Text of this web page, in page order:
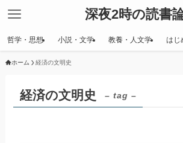
深夜2時の読書
哲学・思想 小説・文学 教養・人文学 はじ
ホーム 経済の文明史
経済の文明史 – tag –